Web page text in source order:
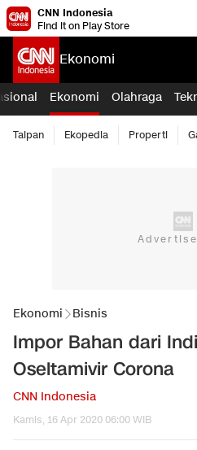
CNN Indonesia
Find it on Play Store
Ekonomi
Ekonomi Olahraga
Taipan Ekopedia Properti
Ekonomi Bisnis
Impor Bahan dari
Oseltamivir Corona
CNN Indonesia
Kamis, 16 Apr 2020 06:00 WIB